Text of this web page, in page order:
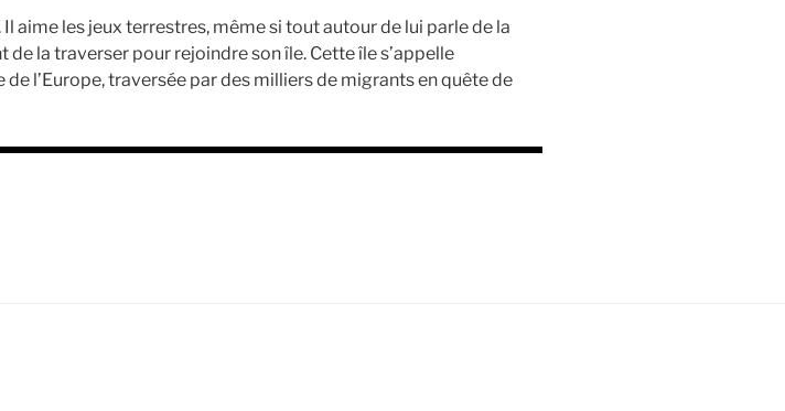
Il aime les jeux terrestres, même si tout autour de lui parle de la
la traverser pour rejoindre son île. Cette île s’appelle
l’Europe, traversée par des milliers de migrants en quête de